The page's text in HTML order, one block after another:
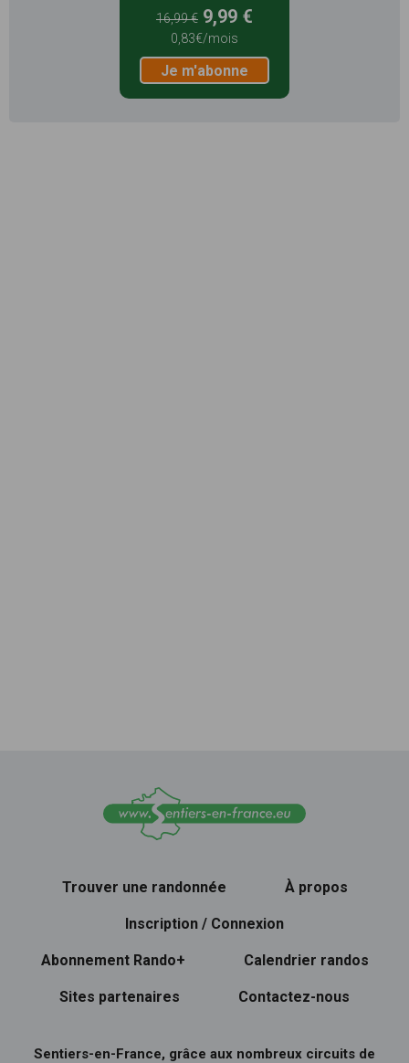
16,99 € 9,99 €
0,83€/mois
Je m'abonne
Trouver une randonnée À propos
Inscription / Connexion
Abonnement Rando+ Calendrier randos
Sites partenaires Contactez-nous
Sentiers-en-France, grâce aux nombreux circuits de